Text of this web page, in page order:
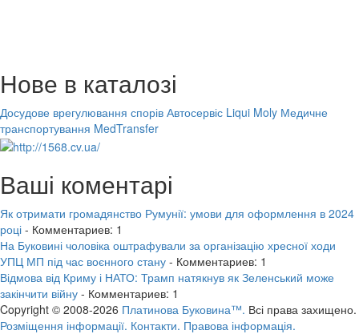
Нове в каталозі
Досудове врегулювання спорів Автосервіс Liqui Moly Медичне
транспортування MedTransfer
Ваші коментарі
Як отримати громадянство Румунії: умови для оформлення в 2024
році - Комментариев: 1
На Буковині чоловіка оштрафували за організацію хресної ходи
УПЦ МП під час воєнного стану - Комментариев: 1
Відмова від Криму і НАТО: Трамп натякнув як Зеленський може
закінчити війну - Комментариев: 1
Copyright © 2008-2026 Платинова Буковина™. Всі права захищено.
Розміщення інформації. Контакти. Правова інформація.